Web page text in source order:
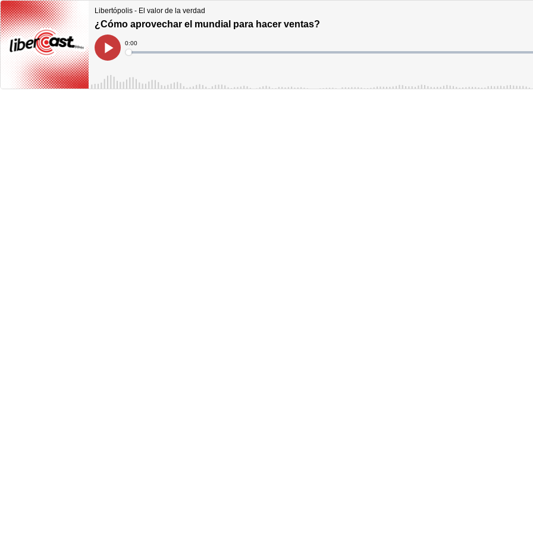
Libertópolis - El valor de la verdad
¿Cómo aprovechar el mundial para hacer ventas?
Play
Current
Time
0:00
Loaded: